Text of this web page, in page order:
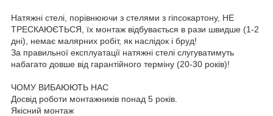
Натяжні стелі, порівнюючи з стелями з гіпсокартону, НЕ
ТРЕСКАЮЄТЬСЯ, їх монтаж відбувається в рази швидше (1-2
дні), немає малярних робіт, як наслідок і бруд!
За правильної експлуатації натяжні стелі слугуватимуть
набагато довше від гарантійного терміну (20-30 років)!
ЧОМУ ВИБАЮЮТЬ НАС
Досвід роботи монтажників понад 5 років.
Якісний монтаж